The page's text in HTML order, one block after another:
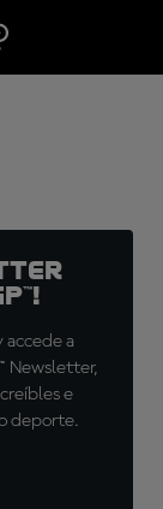
accede a
Newsletter,
e
deporte.